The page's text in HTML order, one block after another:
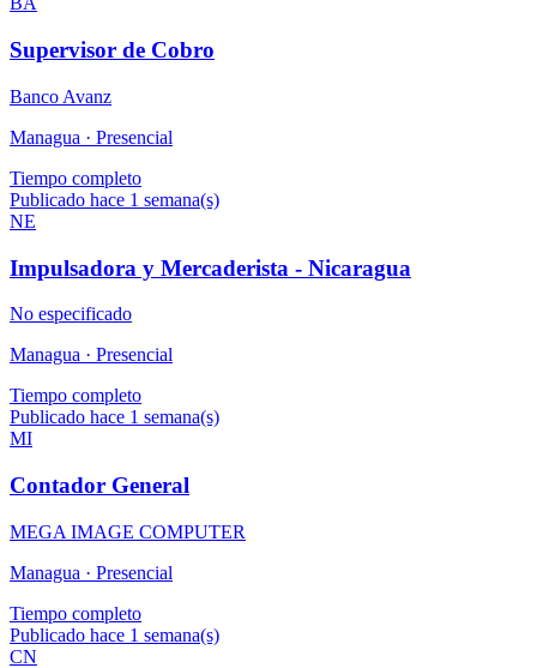
Supervisor de Cobro
Banco Avanz
Managua · Presencial
Tiempo completo
Publicado hace 1 semana(s)
NE
Impulsadora y Mercaderista - Nicaragua
No especificado
Managua · Presencial
Tiempo completo
Publicado hace 1 semana(s)
MI
Contador General
MEGA IMAGE COMPUTER
Managua · Presencial
Tiempo completo
Publicado hace 1 semana(s)
CN